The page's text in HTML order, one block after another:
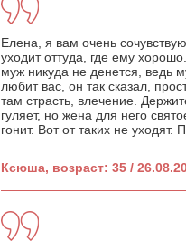
Елена, я вам очень
уходит оттуда, где ему
муж никуда не денется, ведь
любит вас, он так сказал,
там страсть, влечение.
гуляет, но жена для него
гонит. Вот от таких не
Ксюша, возраст: 35 /